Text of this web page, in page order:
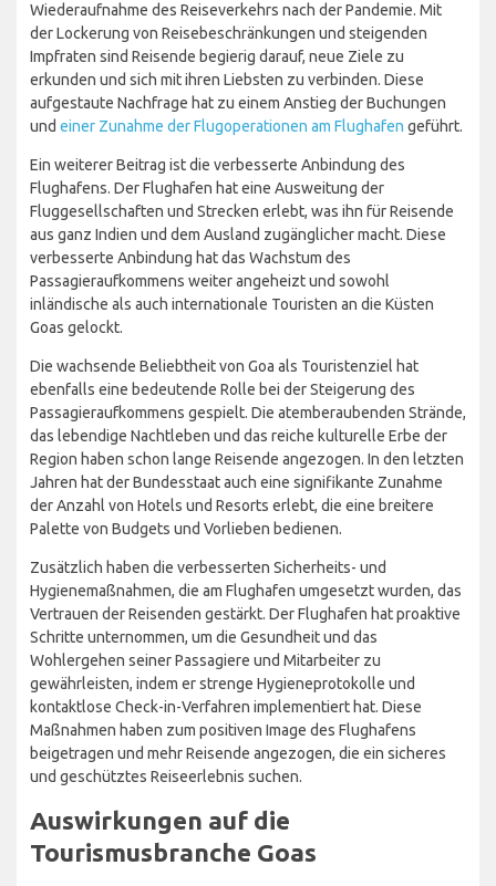
Wiederaufnahme des Reiseverkehrs nach der Pandemie. Mit
der Lockerung von Reisebeschränkungen und steigenden
Impfraten sind Reisende begierig darauf, neue Ziele zu
erkunden und sich mit ihren Liebsten zu verbinden. Diese
aufgestaute Nachfrage hat zu einem Anstieg der Buchungen
und einer Zunahme der Flugoperationen am Flughafen geführt.
Ein weiterer Beitrag ist die verbesserte Anbindung des
Flughafens. Der Flughafen hat eine Ausweitung der
Fluggesellschaften und Strecken erlebt, was ihn für Reisende
aus ganz Indien und dem Ausland zugänglicher macht. Diese
verbesserte Anbindung hat das Wachstum des
Passagieraufkommens weiter angeheizt und sowohl
inländische als auch internationale Touristen an die Küsten
Goas gelockt.
Die wachsende Beliebtheit von Goa als Touristenziel hat
ebenfalls eine bedeutende Rolle bei der Steigerung des
Passagieraufkommens gespielt. Die atemberaubenden Strände,
das lebendige Nachtleben und das reiche kulturelle Erbe der
Region haben schon lange Reisende angezogen. In den letzten
Jahren hat der Bundesstaat auch eine signifikante Zunahme
der Anzahl von Hotels und Resorts erlebt, die eine breitere
Palette von Budgets und Vorlieben bedienen.
Zusätzlich haben die verbesserten Sicherheits- und
Hygienemaßnahmen, die am Flughafen umgesetzt wurden, das
Vertrauen der Reisenden gestärkt. Der Flughafen hat proaktive
Schritte unternommen, um die Gesundheit und das
Wohlergehen seiner Passagiere und Mitarbeiter zu
gewährleisten, indem er strenge Hygieneprotokolle und
kontaktlose Check-in-Verfahren implementiert hat. Diese
Maßnahmen haben zum positiven Image des Flughafens
beigetragen und mehr Reisende angezogen, die ein sicheres
und geschütztes Reiseerlebnis suchen.
Auswirkungen auf die
Tourismusbranche Goas